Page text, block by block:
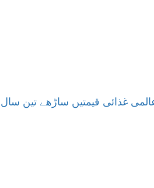
غذائی قیمتیں ساڑھے تین